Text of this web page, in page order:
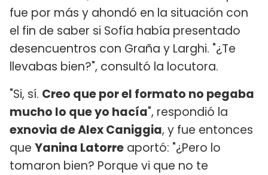
fue por más y ahondó en la situación con
el fin de saber si Sofía había presentado
desencuentros con Graña y Larghi. "¿Te
llevabas bien?", consultó la locutora.
"Si, sí. Creo que por el formato no pegaba
mucho lo que yo hacía", respondió la
exnovia de Alex Caniggia, y fue entonces
que Yanina Latorre aportó: "¿Pero lo
tomaron bien? Porque vi que no te